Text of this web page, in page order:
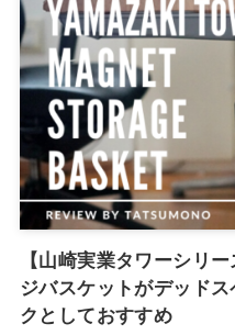
【山崎実業タワーシリ
ジバスケットがデッド
クとしておすすめ